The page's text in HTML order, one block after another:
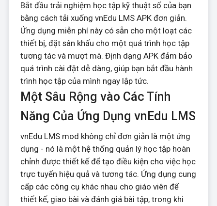
Bắt đầu trải nghiệm học tập kỹ thuật số của bạn
bằng cách tải xuống vnEdu LMS APK đơn giản.
Ứng dụng miễn phí này có sẵn cho một loạt các
thiết bị, đặt sân khấu cho một quá trình học tập
tương tác và mượt mà. Định dạng APK đảm bảo
quá trình cài đặt dễ dàng, giúp bạn bắt đầu hành
trình học tập của mình ngay lập tức.
Một Sâu Rộng vào Các Tính
Năng Của Ứng Dụng vnEdu LMS
vnEdu LMS mod không chỉ đơn giản là một ứng
dụng - nó là một hệ thống quản lý học tập hoàn
chỉnh được thiết kế để tạo điều kiện cho việc học
trực tuyến hiệu quả và tương tác. Ứng dụng cung
cấp các công cụ khác nhau cho giáo viên để
thiết kế, giao bài và đánh giá bài tập, trong khi